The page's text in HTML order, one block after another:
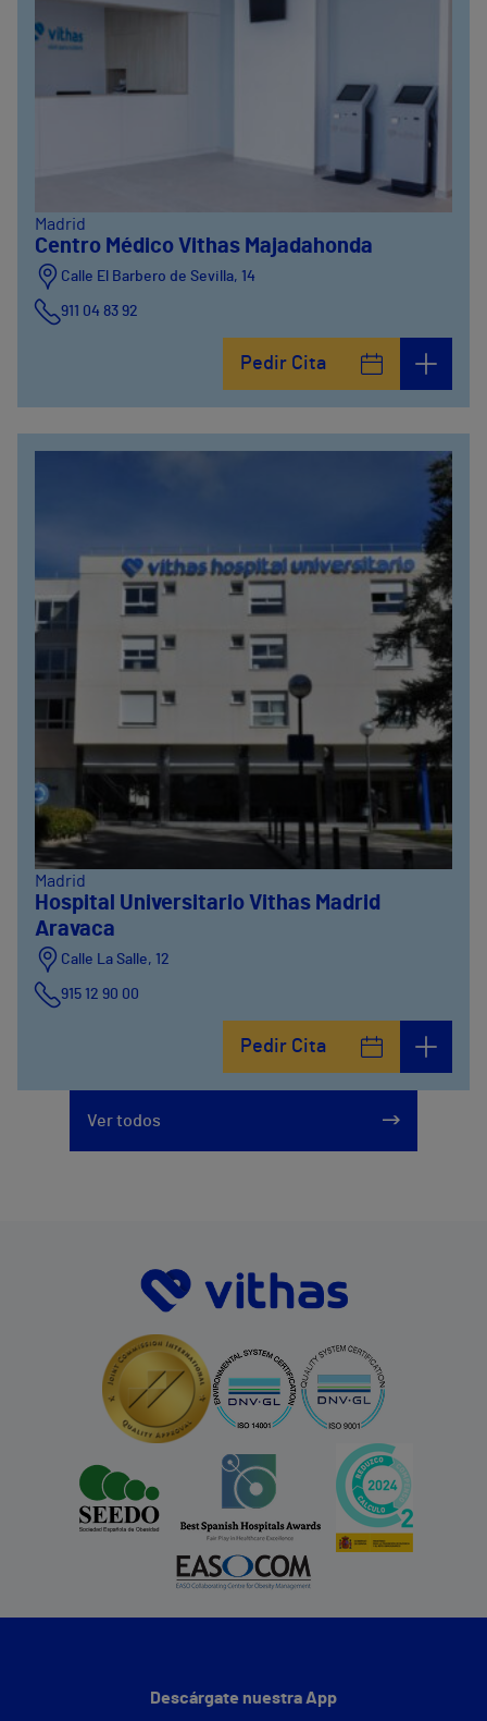
Madrid
Centro Médico Vithas Majadahonda
Calle El Barbero de Sevilla, 14
911 04 83 92
Pedir Cita
Madrid
Hospital Universitario Vithas Madrid
Aravaca
Calle La Salle, 12
915 12 90 00
Pedir Cita
Ver todos
Descárgate nuestra App